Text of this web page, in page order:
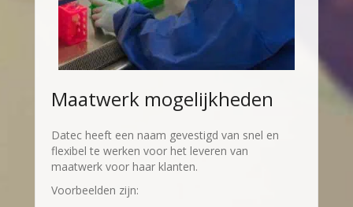
Maatwerk mogelijkheden
Datec heeft een naam gevestigd van snel en
flexibel te werken voor het leveren van
maatwerk voor haar klanten.
Voorbeelden zijn: